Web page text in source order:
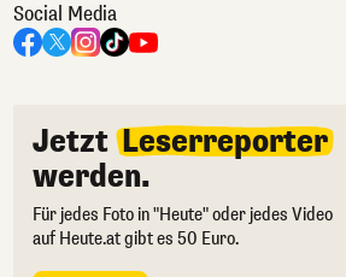
Social Media
Jetzt Leserreporter
werden.
Für jedes Foto in "Heute" oder jedes Video
auf Heute.at gibt es 50 Euro.